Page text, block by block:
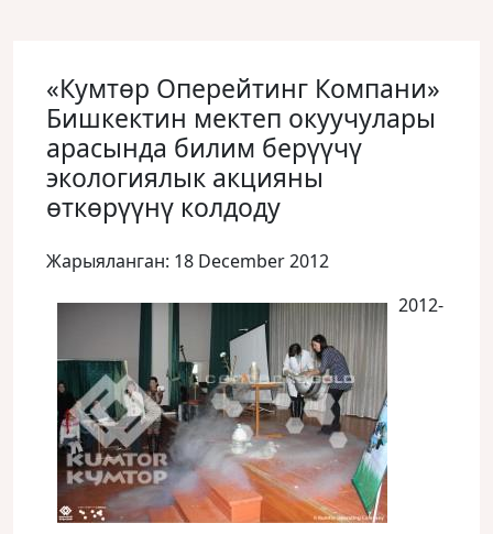
«Кумтөр Оперейтинг Компани»
Бишкектин мектеп окуучулары
арасында билим берүүчү
экологиялык акцияны
өткөрүүнү колдоду
Жарыяланган: 18 December 2012
2012-